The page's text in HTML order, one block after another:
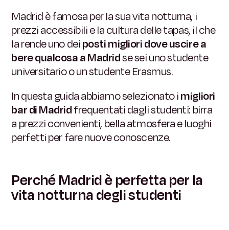
Madrid è famosa per la sua vita notturna, i
prezzi accessibili e la cultura delle tapas, il che
la rende uno deiposti migliori dove uscire a
bere qualcosa a Madridse sei uno studente
universitario o un studente Erasmus.
In questa guida abbiamo selezionato imigliori
bar di Madridfrequentati dagli studenti: birra
a prezzi convenienti, bella atmosfera e luoghi
perfetti per fare nuove conoscenze.
Perché Madrid è perfetta per la
vita notturna degli studenti